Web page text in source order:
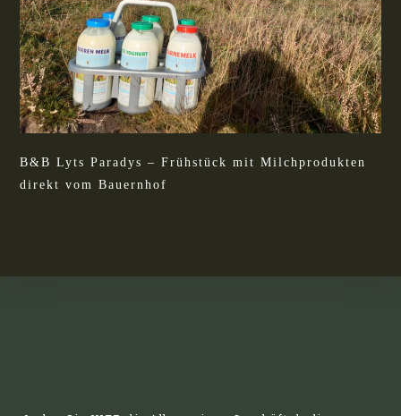
B&B Lyts Paradys – Frühstück mit Milchprodukten
direkt vom Bauernhof